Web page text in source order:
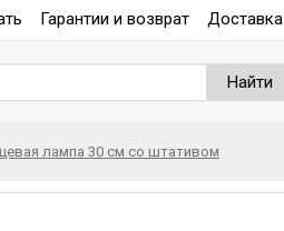
Гарантии и возврат Доставка
Найти
лампа 30 см со штативом